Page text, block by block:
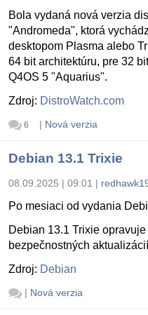
Bola vydaná nová verzia
"Andromeda", ktorá
desktopom Plasma alebo
64 bit architektúru, pre 32
Q4OS 5 "Aquarius".
Zdroj: DistroWatch.com
6 | Nová verzia
Debian 13.1 Trixie
08.09.2025 | 09:01 |
Po mesiaci od vydania
Debian 13.1 Trixie
bezpečnostných
Zdroj: Debian
| Nová verzia